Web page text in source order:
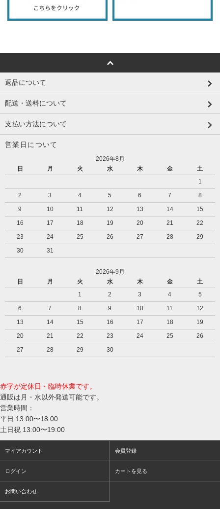
返品について
配送・送料について
支払い方法について
営業日について
2026年8月
日
月 火 水 木 金
土
1
2
3 4 5 6 7
8
9
10 11 12 13 14
15
16
17 18 19 20 21
22
23
24 25 26 27 28
29
30
31
2026年9月
日
月 火 水 木 金
土
1
2 3 4
5
6
7 8 9 10 11
12
13
14 15 16 17 18
19
20
21 22 23 24 25
26
27
28 29 30
赤字が定休日・臨時休業です。
通販は月・水以外発送可能です。
営業時間：
平日 13:00〜18:00
土日祝 13:00〜19:00
マイアカウント 会員登録
ログイン カートを見る
お問い合わせ